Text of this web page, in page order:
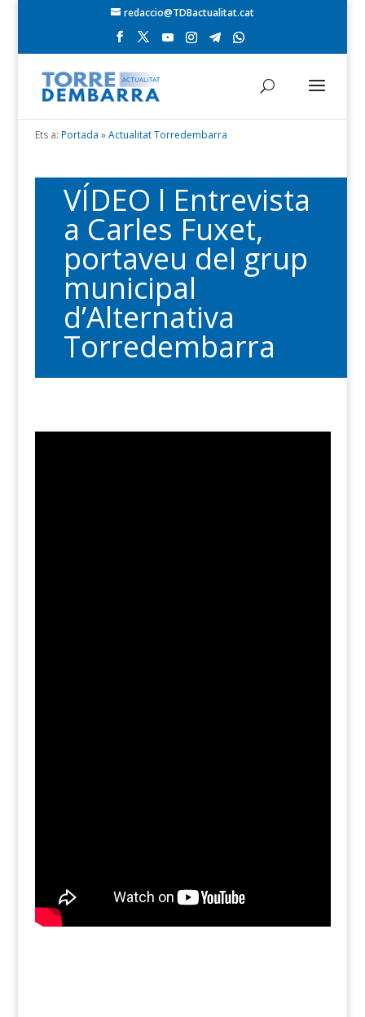
redaccio@TDBactualitat.cat
Ets a: Portada »Actualitat Torredembarra
VÍDEO l Entrevista
a Carles Fuxet,
portaveu del grup
municipal
d’Alternativa
Torredembarra